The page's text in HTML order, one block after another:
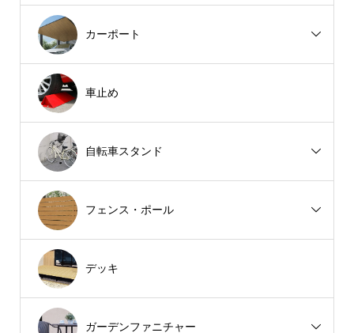
カーポート
車止め
自転車スタンド
フェンス・ポール
デッキ
ガーデンファニチャー